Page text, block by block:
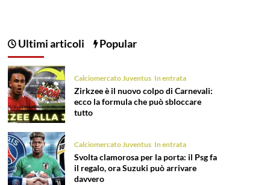
Ultimi articoli Popular
Calciomercato Juventus In entrata
Zirkzee è il nuovo colpo di Carnevali:
ecco la formula che può sbloccare
tutto
Calciomercato Juventus In entrata
Svolta clamorosa per la porta: il Psg fa
il regalo, ora Suzuki può arrivare
davvero